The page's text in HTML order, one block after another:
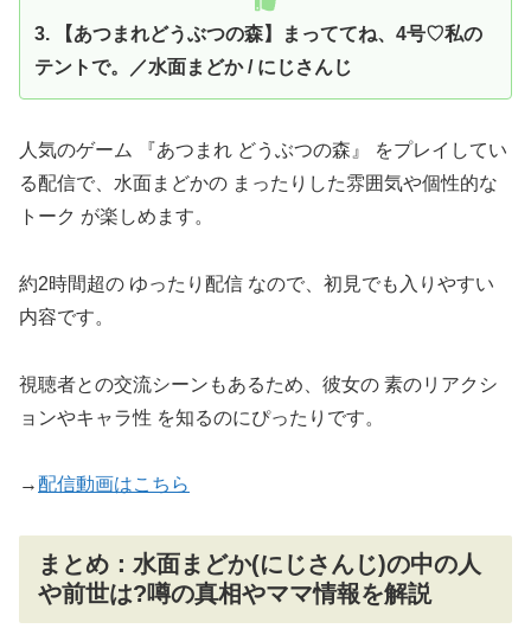
3. 【あつまれどうぶつの森】まっててね、4号♡私の
テントで。／水面まどか / にじさんじ
人気のゲーム 『あつまれ どうぶつの森』 をプレイしてい
る配信で、水面まどかの まったりした雰囲気や個性的な
トーク が楽しめます。
約2時間超の ゆったり配信 なので、初見でも入りやすい
内容です。
視聴者との交流シーンもあるため、彼女の 素のリアクシ
ョンやキャラ性 を知るのにぴったりです。
→配信動画はこちら
まとめ：水面まどか(にじさんじ)の中の人
や前世は?噂の真相やママ情報を解説